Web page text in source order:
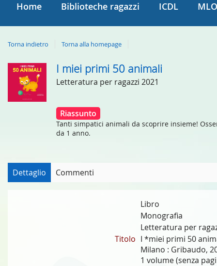
Home Biblioteche ragazzi ICDL
Torna indietro Torna alla homepage
Dettaglio
del
documento
I miei primi 50 animali
Letteratura per ragazzi 2021
Riassunto
Tanti simpatici animali da scoprire insieme!
da 1 anno.
Dettaglio Commenti
Libro
Monografia
Letteratura per
Titolo I *miei primi 50
Milano : Gribaudo,
1 volume (senza